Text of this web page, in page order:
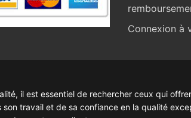
Connexion à
il est essentiel de rechercher ceux qui
travail et de sa confiance en la qualité